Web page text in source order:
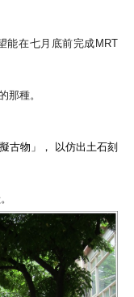
能在七月底前完成MRT
那種。
古物」， 以仿出土石刻